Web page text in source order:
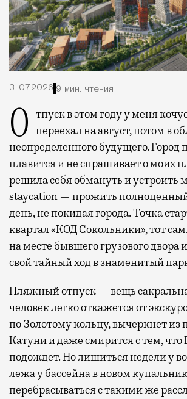
31.07.2026 9 мин. чтения
Отпуск в этом году у меня кочует: сначала переехал на август, потом в
неопределенного будущего. Город
плавится и не спрашивает о моих
решила себя обмануть и устроить
staycation — прожить
день, не покидая города. Точка
квартал«КОД Сокольники», тот
на месте бывшего грузового двора
свой тайный ход в знаменитый
Пляжный отпуск — вещь
человек легко откажется от
по Золотому кольцу, вычеркнет из
Катуни и даже смирится с тем,
подождет. Но лишиться недели у
лежа у бассейна в новом
перебрасываться с такими же